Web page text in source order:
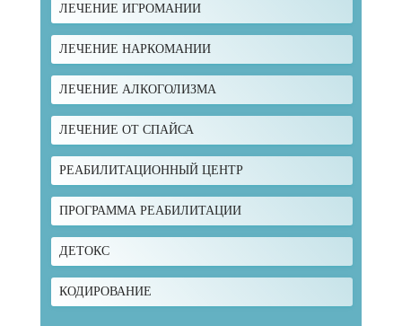
ЛЕЧЕНИЕ ИГРОМАНИИ
ЛЕЧЕНИЕ НАРКОМАНИИ
ЛЕЧЕНИЕ АЛКОГОЛИЗМА
ЛЕЧЕНИЕ ОТ СПАЙСА
РЕАБИЛИТАЦИОННЫЙ ЦЕНТР
ПРОГРАММА РЕАБИЛИТАЦИИ
ДЕТОКС
КОДИРОВАНИЕ